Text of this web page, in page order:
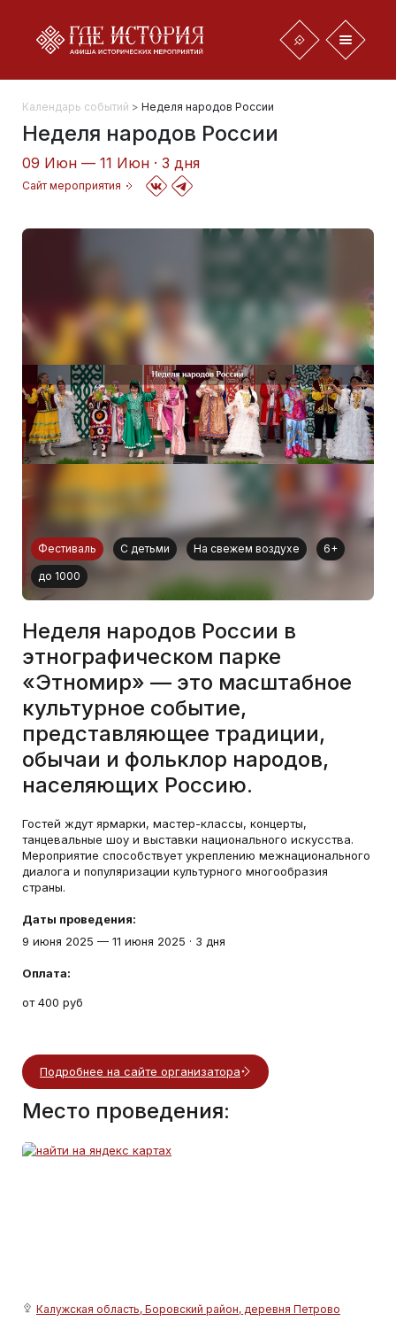
Календарь событий > Неделя народов России
Неделя народов России
09 Июн — 11 Июн · 3 дня
Сайт мероприятия
Фестиваль С детьми На свежем воздухе 6+
до 1000
Неделя народов России в
этнографическом парке
«Этномир» — это масштабное
культурное событие,
представляющее традиции,
обычаи и фольклор народов,
населяющих Россию.
Гостей ждут ярмарки, мастер-классы, концерты,
танцевальные шоу и выставки национального искусства.
Мероприятие способствует укреплению межнационального
диалога и популяризации культурного многообразия
страны.
Даты проведения:
9 июня 2025 — 11 июня 2025 · 3 дня
Оплата:
от 400 руб
Подробнее на сайте организатора
Место проведения:
Калужская область, Боровский район, деревня Петрово